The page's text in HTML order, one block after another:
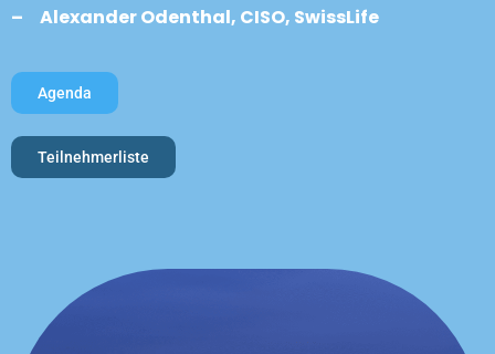
– Alexander Odenthal, CISO, SwissLife
Agenda
Teilnehmerliste